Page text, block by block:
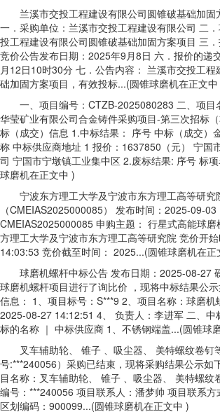
兰溪市交投工程建设有限公司圆锥破基础加固
一．采购单位：兰溪市交投工程建设有限公司 二
投工程建设有限公司圆锥破基础加固方案项目 三
竞价公告发布日期：2025年9月8日 六．报价的递
月12日10时30分 七．公告内容： 兰溪市交投工
础加固方案项目，有效投标...(圆锥球磨机在正文中
一、项目编号：CTZB-2025080283 二、项目
华莹矿业有限公司合金铸件采购项目-第三次招标
标（成交）信息 1.中标结果： 序号 中标（成交）
称 中标供应商地址 1 报价：1637850（元） 宁国
司 宁国市宁墩镇工业集中区 2.废标结果: 序号 标
球磨机在正文中 )
宁波东方理工大学及宁波市东方理工高等研究
（CMEIAS2025000085） 发布时间：2025-09-03
CMEIAS2025000085 申购主题： 行星式高能球
方理工大学及宁波市东方理工高等研究院 竞价开
14:03:53 竞价截至时间： 2025...(圆锥球磨机在正
球磨机螺杆中标公告 发布日期：2025-08-27
球磨机螺杆项目进行了询比价 ，现将中标结果公
信息： 1、项目标号：S***9 2、项目名称：球磨机
2025-08-27 14:12:51 4、 负责人：李进军 二、中
标的名称 ｜ 中标供应商 1、不锈钢端盖...(圆锥球
叉车辅助轮、 锥子 、吸尘器、 美特螺纹卷钉
号:***240056）采购已结束，现将采购结果公示如
目名称：叉车辅助轮、 锥子 、吸尘器、 美特螺纹
编号：***240056 项目联系人：潘梦帅 项目联系方
区划编码：900099...(圆锥球磨机在正文中 )